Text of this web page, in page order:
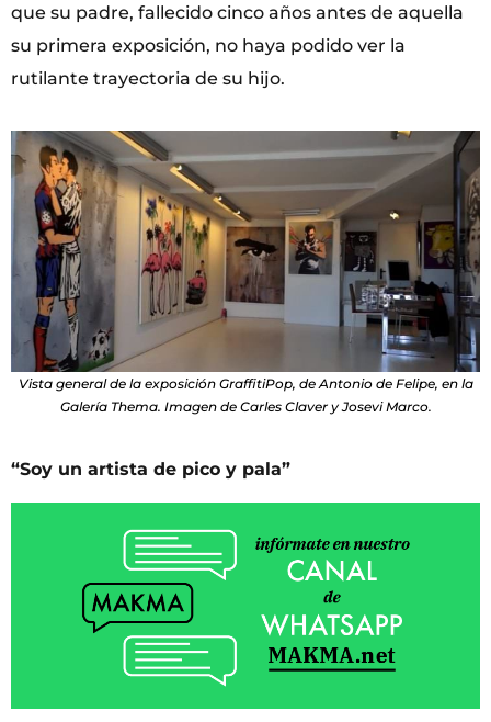
que su padre, fallecido cinco años antes de aquella
su primera exposición, no haya podido ver la
rutilante trayectoria de su hijo.
Vista general de la exposición GraffitiPop, de Antonio de Felipe, en la
Galería Thema. Imagen de Carles Claver y Josevi Marco.
“Soy un artista de pico y pala”